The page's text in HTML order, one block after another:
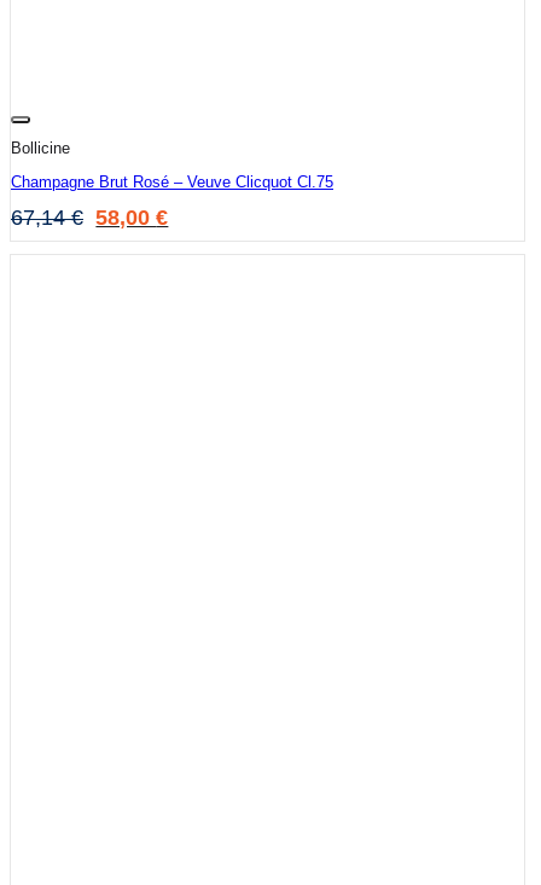
Bollicine
Champagne Brut Rosé – Veuve Clicquot Cl.75
67,14€ Il
Prezzo
Originale
58,00€Il
Prezzo
Attuale